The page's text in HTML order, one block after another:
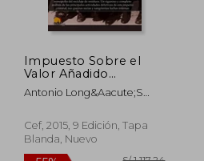
Impuesto Sobre el
Valor Añadido
Comentarios y Casos
Prácticos (2
Antonio Long&Aacute;S
Cef, 2015, 9 Edición, Tapa
Blanda, Nuevo